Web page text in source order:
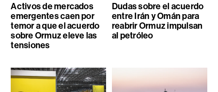
Activos de mercados
emergentes caen por
temor a que el acuerdo
sobre Ormuz eleve las
tensiones
Dudas sobre el acuerdo
entre Irán y Omán para
reabrir Ormuz impulsan
al petróleo